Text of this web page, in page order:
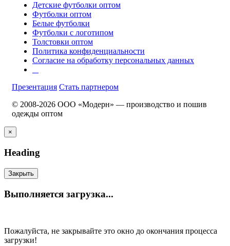
Детские футболки оптом
Футболки оптом
Белые футболки
Футболки с логотипом
Толстовки оптом
Политика конфиденциальности
Согласие на обработку персональных данных
Презентация Стать партнером
© 2008-2026 ООО «Модерн» — производство и пошив
одежды оптом
×
Heading
Закрыть
Выполняется загрузка...
Пожалуйста, не закрывайте это окно до окончания процесса
загрузки!